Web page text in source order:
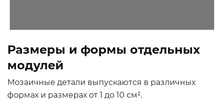
Размеры и формы отдельных
модулей
Мозаичные детали выпускаются в различных
формах и размерах от 1 до 10 см².